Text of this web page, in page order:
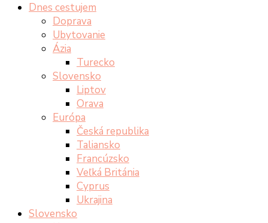
Dnes cestujem
Doprava
Ubytovanie
Ázia
Turecko
Slovensko
Liptov
Orava
Európa
Česká republika
Taliansko
Francúzsko
Veľká Británia
Cyprus
Ukrajina
Slovensko